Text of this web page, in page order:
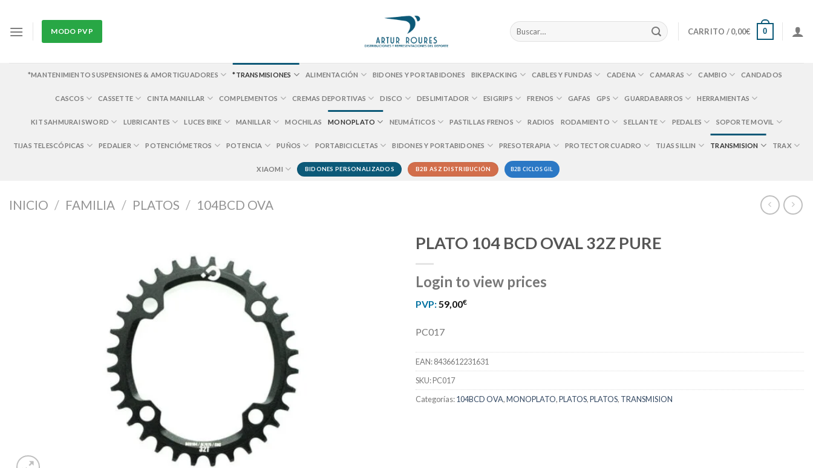
content
MODO PVP
Buscar
por:
CARRITO /0,00€ 0
*MANTENIMIENTO SUSPENSIONES & AMORTIGUADORES *TRANSMISIONES ALIMENTACIÓN BIDONES Y PORTABIDONES BIKEPACKING CABLES Y FUNDAS CADENA CAMARAS CAMBIO CANDADOS
CASCOS CASSETTE CINTA MANILLAR COMPLEMENTOS CREMAS DEPORTIVAS DISCO DESLIMITADOR ESIGRIPS FRENOS GAFAS GPS GUARDABARROS HERRAMIENTAS
KIT SAHMURAI SWORD LUBRICANTES LUCES BIKE MANILLAR MOCHILAS MONOPLATO NEUMÁTICOS PASTILLAS FRENOS RADIOS RODAMIENTO SELLANTE PEDALES SOPORTE MOVIL
TIJAS TELESCÓPICAS PEDALIER POTENCIÓMETROS POTENCIA PUÑOS PORTABICICLETAS BIDONES Y PORTABIDONES PRESOTERAPIA PROTECTOR CUADRO TIJAS SILLIN TRANSMISION TRAX
XIAOMI BIDONES PERSONALIZADOS B2B ASZ DISTRIBUCIÓN B2B CICLOS GIL
INICIO / FAMILIA / PLATOS / 104BCD OVA
PLATO 104 BCD OVAL 32Z PURE
Login to view prices
PVP:59,00€
PC017
EAN:8436612231631
SKU:PC017
Categorías:104BCD OVA,MONOPLATO,PLATOS,PLATOS, TRANSMISION